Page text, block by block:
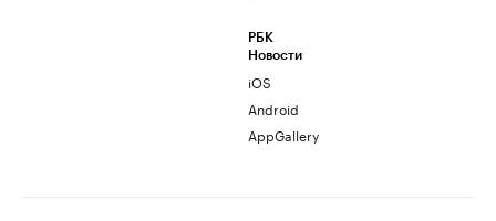
РБК
Новости
iOS
Android
AppGallery